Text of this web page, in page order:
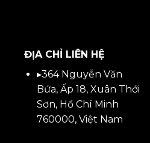
ĐỊA CHỈ LIÊN HỆ
▸364 Nguyễn Văn
Bứa, Ấp 18, Xuân Thới
Sơn, Hồ Chí Minh
760000, Việt Nam